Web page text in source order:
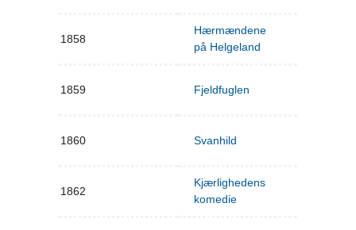
1858
Hærmændene
på Helgeland
1859 Fjeldfuglen
1860 Svanhild
1862
Kjærlighedens
komedie